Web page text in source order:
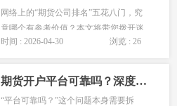
网络上的“期货公司排名”五花八门，究
竟哪个有参考价值？本文将带您拨开迷
雾，直击本质：首先，认识唯一具有监
读排名背后的核心指标；最后，教您如
何将排名信息转化为个人的选择...
时间 : 2026-04-30 浏览 : 26
期货开户平台可靠吗？深度剖析“平台”背后的三层含义
“平台可靠吗？”这个问题本身需要拆